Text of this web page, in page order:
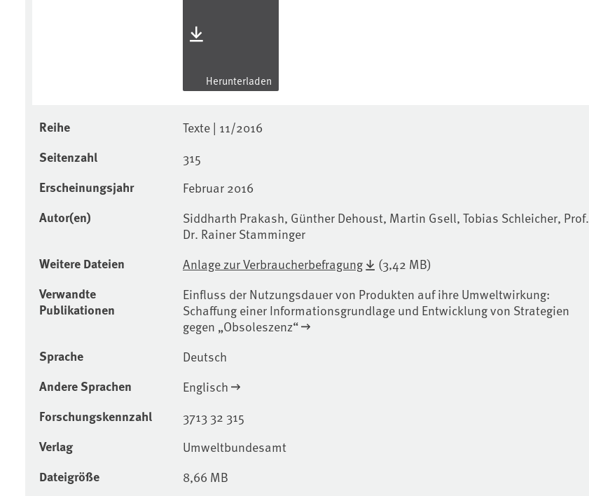
Herunterladen
Reihe Texte | 11/2016
Seitenzahl 315
Erscheinungsjahr Februar 2016
Autor(en)
Siddharth Prakash, Günther Dehoust, Martin Gsell, Tobias Schleicher, Prof.
Dr. Rainer Stamminger
Weitere Dateien Anlage zur Verbraucherbefragung (3,42 MB)
Verwandte
Publikationen
Einfluss der Nutzungsdauer von Produkten auf ihre Umweltwirkung:
Schaffung einer Informationsgrundlage und Entwicklung von Strategien
gegen „Obsoleszenz“
Sprache Deutsch
Andere Sprachen Englisch
Forschungskennzahl 3713 32 315
Verlag Umweltbundesamt
Dateigröße 8,66 MB